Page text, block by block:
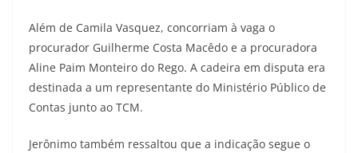
Além de Camila Vasquez, concorriam à vaga o
procurador Guilherme Costa Macêdo e a procuradora
Aline Paim Monteiro do Rego. A cadeira em disputa era
destinada a um representante do Ministério Público de
Contas junto ao TCM.
Jerônimo também ressaltou que a indicação segue o